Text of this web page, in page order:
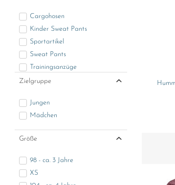
Cargohosen
Kinder Sweat Pants
Sportartikel
Sweat Pants
Trainingsanzüge
Zielgruppe
Jungen
Mädchen
Größe
98 - ca. 3 Jahre
XS